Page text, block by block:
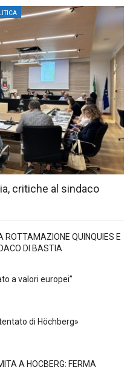
critiche al sindaco
ROTTAMAZIONE QUINQUIES E
DI BASTIA
a valori europei”
di Höchberg»
A HÖCBERG: FERMA